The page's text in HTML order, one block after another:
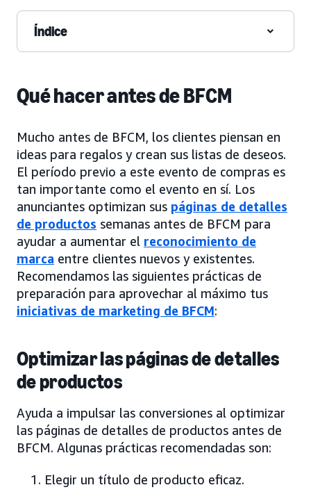
Índice
Qué hacer antes de BFCM
Mucho antes de BFCM, los clientes piensan en
ideas para regalos y crean sus listas de deseos.
El período previo a este evento de compras es
tan importante como el evento en sí. Los
anunciantes optimizan sus páginas de detalles
de productos semanas antes de BFCM para
ayudar a aumentar el reconocimiento de
marca entre clientes nuevos y existentes.
Recomendamos las siguientes prácticas de
preparación para aprovechar al máximo tus
iniciativas de marketing de BFCM:
Optimizar las páginas de detalles
de productos
Ayuda a impulsar las conversiones al optimizar
las páginas de detalles de productos antes de
BFCM. Algunas prácticas recomendadas son:
Elegir un título de producto eficaz.